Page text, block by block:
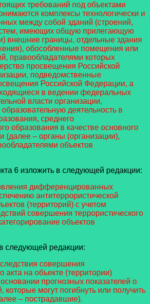
требований под объектами
комплексы технологически и
между собой зданий (строений,
имеющих общую прилегающую
внешние границы, отдельные здания
обособленные помещения или
правообладателями которых
просвещения Российской
подведомственные
Российской Федерации, а
в ведении федеральных
власти организации,
деятельность в
среднего
образования в качестве основного
(далее – органы (организации),
объектов
6 изложить в следующей редакции:
дифференцированных
антитеррористической
(территорий) с учетом
совершения террористического
объектов
следующей редакции:
совершения
акта на объекте (территории)
прогнозных показателей о
которые могут погибнуть или получить
– пострадавшие).